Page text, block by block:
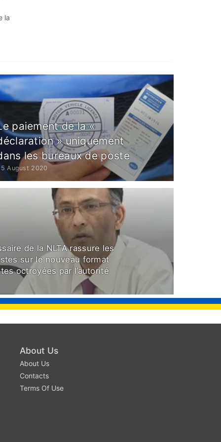
la
paiement de la «
» uniquement
les bureaux de poste
August 2020
de la NLTA rassure les
sur le nouveau format
octroyées par l’autorité
About Us
About Us
Contacts
Terms Of Use